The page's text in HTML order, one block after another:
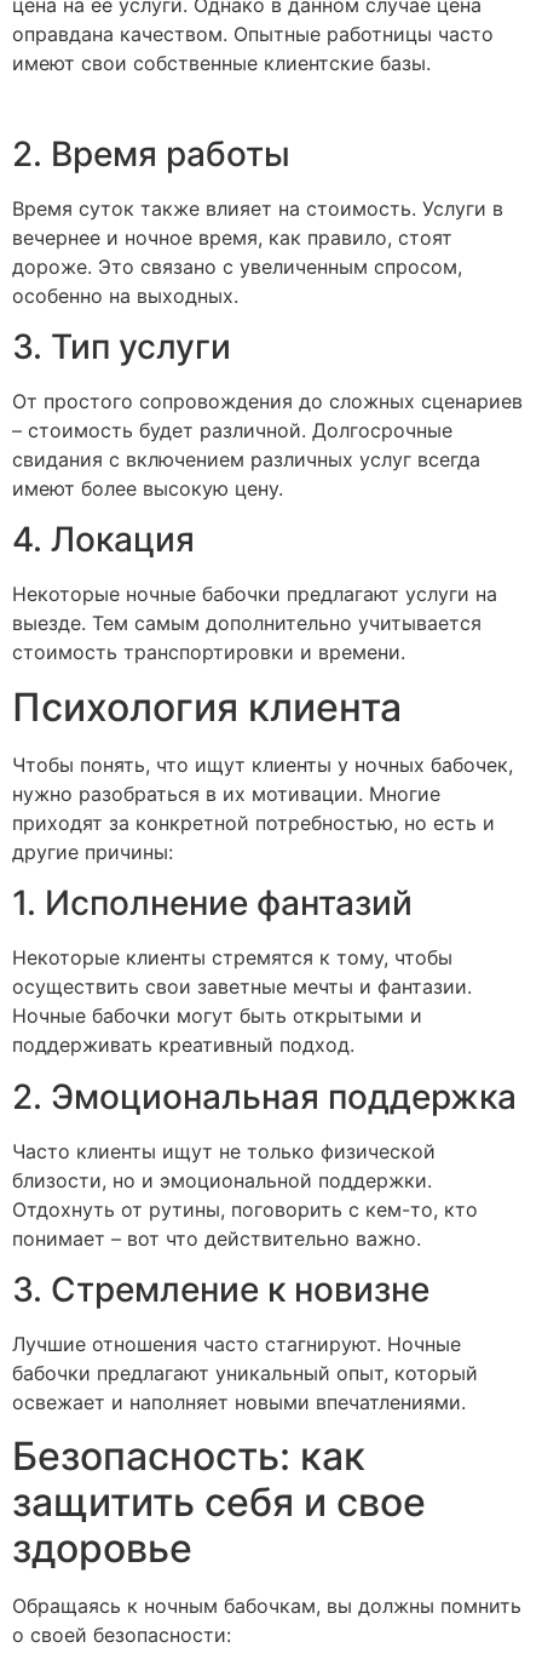
цена на ее услуги. Однако в данном случае цена
оправдана качеством. Опытные работницы часто
имеют свои собственные клиентские базы.
2. Время работы
Время суток также влияет на стоимость. Услуги в
вечернее и ночное время, как правило, стоят
дороже. Это связано с увеличенным спросом,
особенно на выходных.
3. Тип услуги
От простого сопровождения до сложных сценариев
– стоимость будет различной. Долгосрочные
свидания с включением различных услуг всегда
имеют более высокую цену.
4. Локация
Некоторые ночные бабочки предлагают услуги на
выезде. Тем самым дополнительно учитывается
стоимость транспортировки и времени.
Психология клиента
Чтобы понять, что ищут клиенты у ночных бабочек,
нужно разобраться в их мотивации. Многие
приходят за конкретной потребностью, но есть и
другие причины:
1. Исполнение фантазий
Некоторые клиенты стремятся к тому, чтобы
осуществить свои заветные мечты и фантазии.
Ночные бабочки могут быть открытыми и
поддерживать креативный подход.
2. Эмоциональная поддержка
Часто клиенты ищут не только физической
близости, но и эмоциональной поддержки.
Отдохнуть от рутины, поговорить с кем-то, кто
понимает – вот что действительно важно.
3. Стремление к новизне
Лучшие отношения часто стагнируют. Ночные
бабочки предлагают уникальный опыт, который
освежает и наполняет новыми впечатлениями.
Безопасность: как
защитить себя и свое
здоровье
Обращаясь к ночным бабочкам, вы должны помнить
о своей безопасности: